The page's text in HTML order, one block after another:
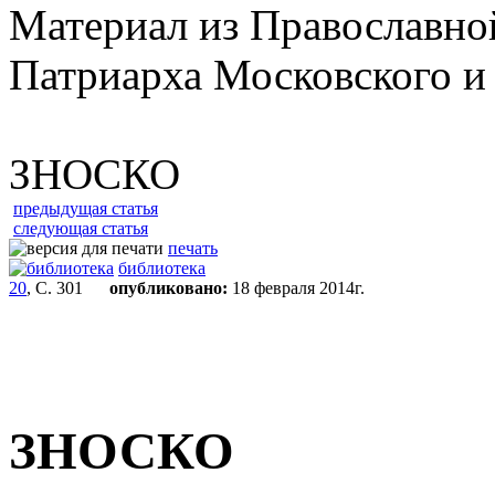
Материал из
Патриарха Московского
ЗНОСКО
предыдущая статья
следующая статья
печать
библиотека
20, С. 301 опубликовано: 18 февраля 2014г.
ЗНОСКО